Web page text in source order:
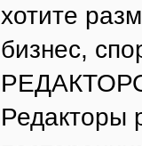
хотите
бизнес,
Редакторы